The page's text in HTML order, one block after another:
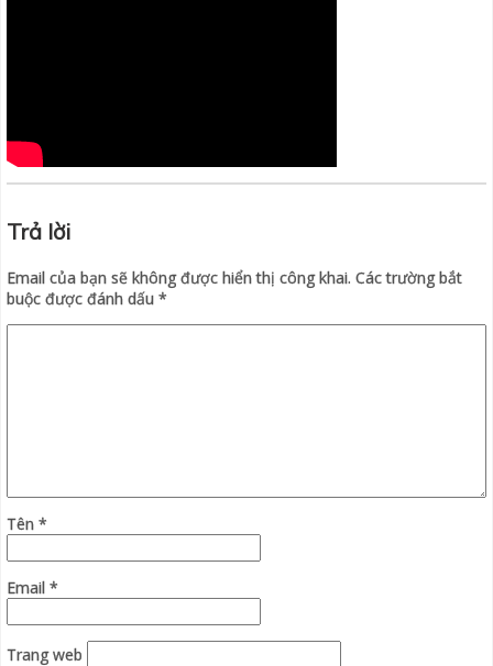
Trả lời
Email của bạn sẽ không được hiển thị công khai. Các trường bắt
buộc được đánh dấu *
Tên *
Email *
Trang web